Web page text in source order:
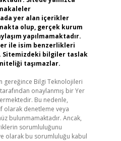
yer alan içerikler
olup, gerçek kurum
yapılmamaktadır.
ile isim benzerlikleri
Sitemizdeki bilgiler taslak
taşımazlar.
gereğince Bilgi Teknolojileri
onaylanmış bir Yer
Bu nedenle,
olarak denetleme veya
bulunmamaktadır. Ancak,
sorumluluğunu
olarak bu sorumluluğu kabul